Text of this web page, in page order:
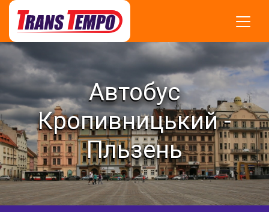
Автобус
Кропивницький -
Пльзень